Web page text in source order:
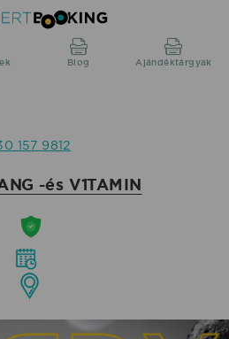
Blog Ajándéktárgyak
157 9812
-és V1TAMIN